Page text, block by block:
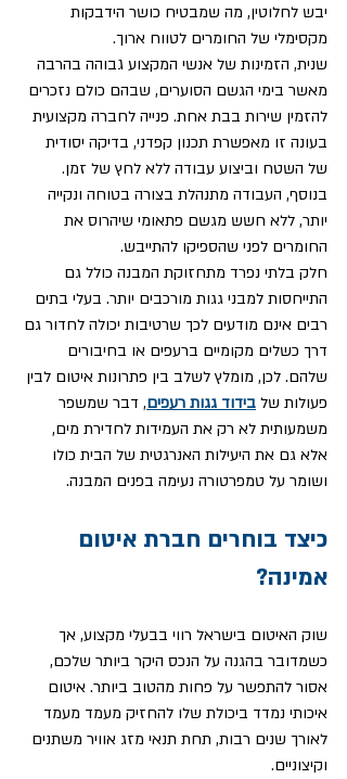
יבש לחלוטין, מה שמבטיח כושר הידבקות
מקסימלי של החומרים לטווח ארוך.
שנית, הזמינות של אנשי המקצוע גבוהה בהרבה
מאשר בימי הגשם הסוערים, שבהם כולם נזכרים
להזמין שירות בבת אחת. פנייה לחברה מקצועית
בעונה זו מאפשרת תכנון קפדני, בדיקה יסודית
של השטח וביצוע עבודה ללא לחץ של זמן.
בנוסף, העבודה מתנהלת בצורה בטוחה ונקייה
יותר, ללא חשש מגשם פתאומי שיהרוס את
החומרים לפני שהספיקו להתייבש.
חלק בלתי נפרד מתחזוקת המבנה כולל גם
התייחסות למבני גגות מורכבים יותר. בעלי בתים
רבים אינם מודעים לכך שרטיבות יכולה לחדור גם
דרך כשלים מקומיים ברעפים או בחיבורים
שלהם. לכן, מומלץ לשלב בין פתרונות איטום לבין
פעולות של בידוד גגות רעפים, דבר שמשפר
משמעותית לא רק את העמידות לחדירת מים,
אלא גם את היעילות האנרגטית של הבית כולו
ושומר על טמפרטורה נעימה בפנים המבנה.
כיצד בוחרים חברת איטום
אמינה?
שוק האיטום בישראל רווי בבעלי מקצוע, אך
כשמדובר בהגנה על הנכס היקר ביותר שלכם,
אסור להתפשר על פחות מהטוב ביותר. איטום
איכותי נמדד ביכולת שלו להחזיק מעמד מעמד
לאורך שנים רבות, תחת תנאי מזג אוויר משתנים
וקיצוניים.